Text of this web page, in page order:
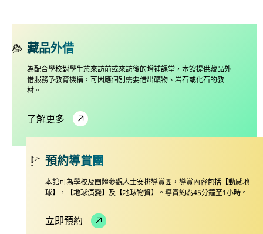
藏品外借
為配合學校對學生於來訪前或來訪後的增補課堂，本館提供藏品外
借服務予教育機構，可因應個別需要借出礦物、岩石或化石的教
材。
了解更多
預約導賞團
本館可為學校及團體參觀人士安排導賞團，導賞內容包括【動感地
球】，【地球演變】及【地球物資】。導賞約為45分鐘至1小時。
立即預約